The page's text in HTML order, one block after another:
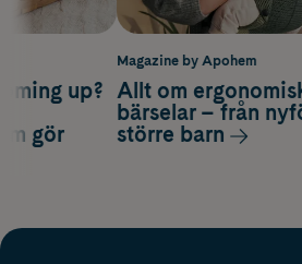
up?
gör
Magazine by Apohem
Allt om
bärselar – från
större barn